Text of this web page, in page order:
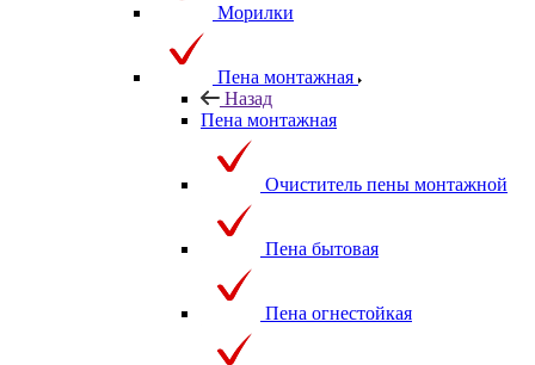
Морилки
Пена монтажная
Назад
Пена монтажная
Очиститель пены монтажной
Пена бытовая
Пена огнестойкая